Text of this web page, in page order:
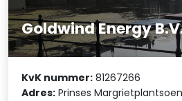
Goldwind Energy
KvK nummer: 81267266
Adres: Prinses